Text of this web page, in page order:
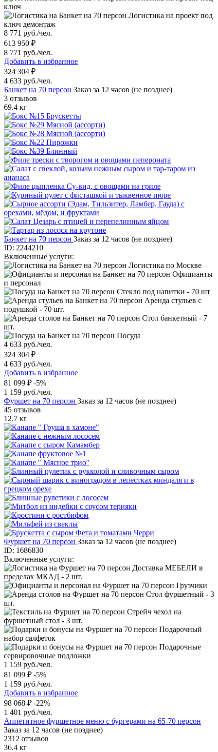
ключ
Логистика на проект под
ключ демонтаж
8 771 руб./чел.
613 950 ₽
8 771 руб./чел.
Добавить в избранное
324 304 ₽
4 633 руб./чел.
Банкет на 70 персон Заказ за 12 часов (не позднее)
3 отзывов
69.4 кг
Банкет на 70 персон Заказ за 12 часов (не позднее)
ID: 2244210
Включенные услуги:
Логистика по Москве
Официанты
и персонал
Стекло под напитки - 70 шт
Аренда стульев с
подушкой - 70 шт.
Стол банкетный - 7
шт.
Посуда
4 633 руб./чел.
324 304 ₽
4 633 руб./чел.
Добавить в избранное
81 099 ₽ -5%
1 159 руб./чел.
Фуршет на 70 персон Заказ за 12 часов (не позднее)
45 отзывов
12.7 кг
Фуршет на 70 персон Заказ за 12 часов (не позднее)
ID: 1686830
Включенные услуги:
Доставка МЕБЕЛИ в
пределах МКАД - 2 шт.
Грузчики
Стол фуршетный - 3
шт.
Стрейч чехол на
фуршетный стол - 3 шт.
Подарочный
набор салфеток
Подарочные
сервировочные подложки
1 159 руб./чел.
81 099 ₽ -5%
1 159 руб./чел.
Добавить в избранное
98 068 ₽ -22%
1 401 руб./чел.
Аппетитное фуршетное меню с бургерами на 65-70 персон
Заказ за 12 часов (не позднее)
2312 отзывов
36.4 кг